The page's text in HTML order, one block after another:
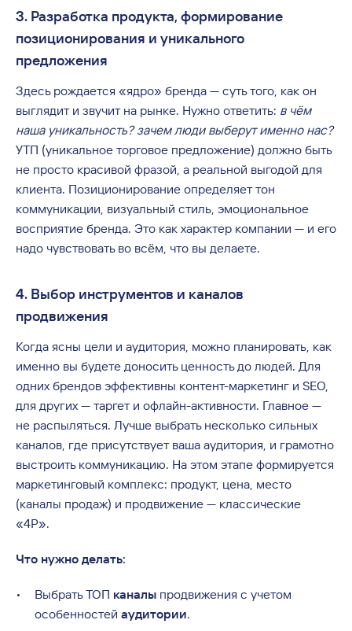
3. Разработка продукта, формирование
позиционирования и уникального
предложения
Здесь рождается «ядро» бренда — суть того, как он
выглядит и звучит на рынке. Нужно ответить: в чём
наша уникальность? зачем люди выберут именно нас?
УТП (уникальное торговое предложение) должно быть
не просто красивой фразой, а реальной выгодой для
клиента. Позиционирование определяет тон
коммуникации, визуальный стиль, эмоциональное
восприятие бренда. Это как характер компании — и его
надо чувствовать во всём, что вы делаете.
4. Выбор инструментов и каналов
продвижения
Когда ясны цели и аудитория, можно планировать, как
именно вы будете доносить ценность до людей. Для
одних брендов эффективны контент-маркетинг и SEO,
для других — таргет и офлайн-активности. Главное —
не распыляться. Лучше выбрать несколько сильных
каналов, где присутствует ваша аудитория, и грамотно
выстроить коммуникацию. На этом этапе формируется
маркетинговый комплекс: продукт, цена, место
(каналы продаж) и продвижение — классические
«4P».
Что нужно делать:
Выбрать ТОП каналы продвижения с учетом
особенностей аудитории.